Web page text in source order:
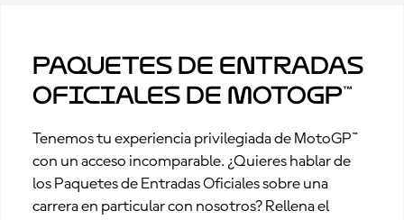
Paquetes de Entradas
Oficiales de MotoGP™
Tenemos tu experiencia privilegiada de MotoGP™
con un acceso incomparable. ¿Quieres hablar de
los Paquetes de Entradas Oficiales sobre una
carrera en particular con nosotros? Rellena el